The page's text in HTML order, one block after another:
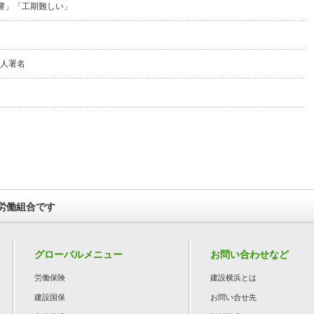
「工期難しい」
署名
働組合です
グローバルメニュー
労働保険
建設国保
お問い合わせなど
建設横浜とは
お問い合せ先